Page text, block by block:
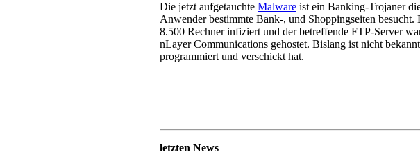
Die jetzt aufgetauchte Malware ist ein Banking-Trojaner
Anwender bestimmte Bank-, und Shoppingseiten besucht.
8.500 Rechner infiziert und der betreffende FTP-Server
nLayer Communications gehostet. Bislang ist nicht
programmiert und verschickt hat.
letzten News